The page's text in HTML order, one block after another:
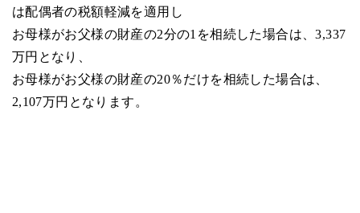
は配偶者の税額軽減を適用し
お母様がお父様の財産の2分の1を相続した場合は、3,337
万円となり、
お母様がお父様の財産の20％だけを相続した場合は、
2,107万円となります。